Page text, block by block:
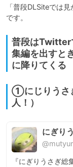
「普段DLSiteでは
です。
普段はTwitter
集編を出すと
に降りてくる
①にじりうさ
人！）
にぎり
『にぎりうさぎ